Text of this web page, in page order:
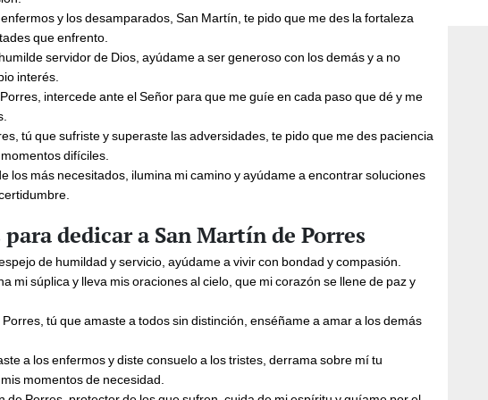
y los desamparados, San Martín, te pido que me des la fortaleza
que enfrento.
servidor de Dios, ayúdame a ser generoso con los demás y a no
interés.
intercede ante el Señor para que me guíe en cada paso que dé y me
tú que sufriste y superaste las adversidades, te pido que me des paciencia
difíciles.
los más necesitados, ilumina mi camino y ayúdame a encontrar soluciones
dedicar a San Martín de Porres
de humildad y servicio, ayúdame a vivir con bondad y compasión.
mi súplica y lleva mis oraciones al cielo, que mi corazón se llene de paz y
tú que amaste a todos sin distinción, enséñame a amar a los demás
a los enfermos y diste consuelo a los tristes, derrama sobre mí tu
momentos de necesidad.